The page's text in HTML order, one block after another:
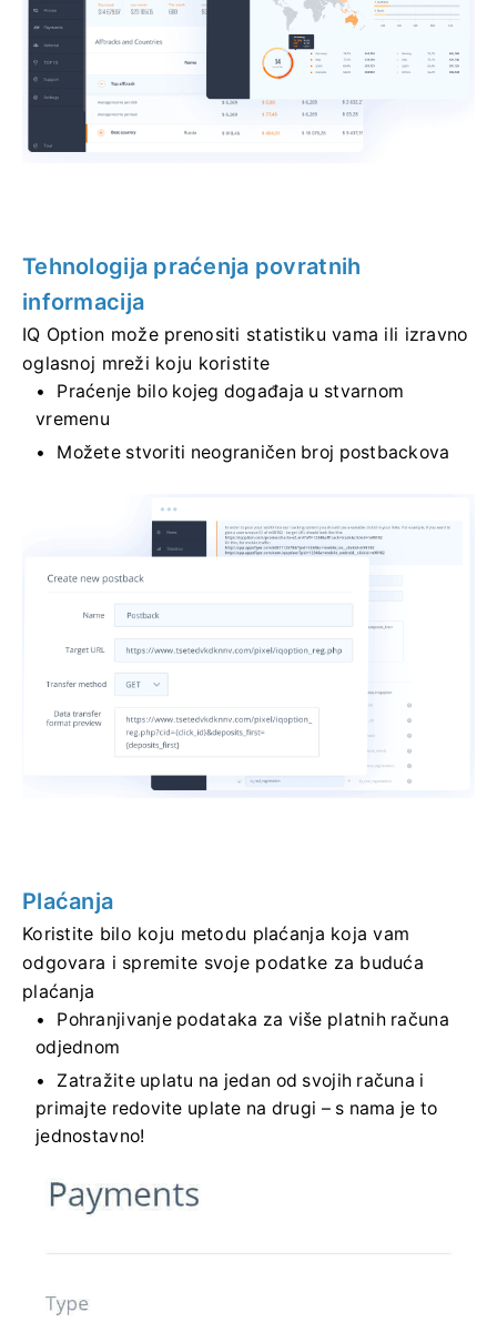
Tehnologija praćenja povratnih
informacija
IQ Option može prenositi statistiku vama ili izravno
oglasnoj mreži koju koristite
Praćenje bilo kojeg događaja u stvarnom
vremenu
Možete stvoriti neograničen broj postbackova
Plaćanja
Koristite bilo koju metodu plaćanja koja vam
odgovara i spremite svoje podatke za buduća
plaćanja
Pohranjivanje podataka za više platnih računa
odjednom
Zatražite uplatu na jedan od svojih računa i
primajte redovite uplate na drugi – s nama je to
jednostavno!